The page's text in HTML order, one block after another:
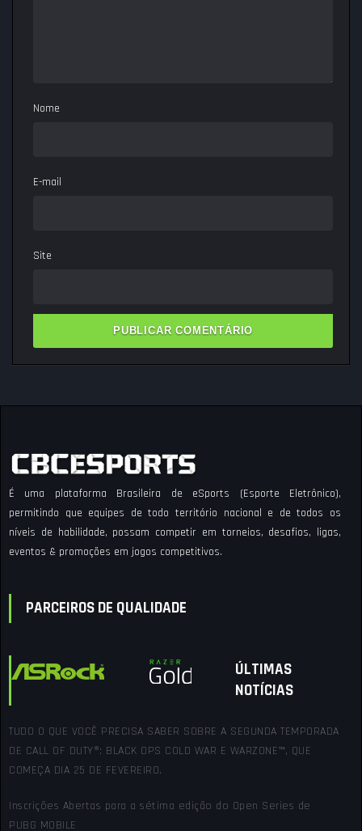
Nome
E-mail
Site
É uma plataforma Brasileira de eSports (Esporte Eletrônico),
permitindo que equipes de todo território nacional e de todos os
níveis de habilidade, possam competir em torneios, desafios, ligas,
eventos & promoções em jogos competitivos.
PARCEIROS DE QUALIDADE
ÚLTIMAS
NOTÍCIAS
TUDO O QUE VOCÊ PRECISA SABER SOBRE A SEGUNDA TEMPORADA
DE CALL OF DUTY®: BLACK OPS COLD WAR E WARZONE™, QUE
COMEÇA DIA 25 DE FEVEREIRO.
Inscrições Abertas para a sétima edição do Open Series de
PUBG MOBILE